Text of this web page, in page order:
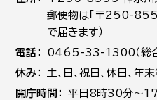
郵便物は「〒250-
で届きます）
電話
0465-33-1300（総合
休み
土､日､祝日、休日、
開庁時間
平日8時30分～